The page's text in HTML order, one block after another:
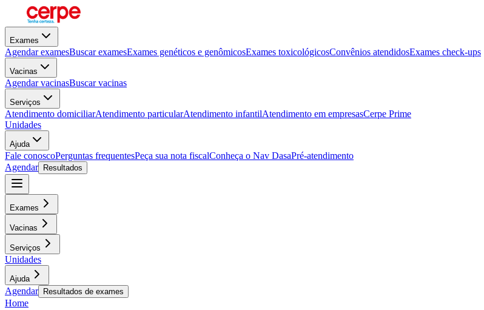
Exames
Agendar examesBuscar examesExames genéticos e genômicosExames toxicológicosConvênios atendidosExames check-ups
Vacinas
Agendar vacinasBuscar vacinas
Serviços
Atendimento domiciliarAtendimento particularAtendimento infantilAtendimento em empresasCerpe Prime
Unidades
Ajuda
Fale conoscoPerguntas frequentesPeça sua nota fiscalConheça o Nav DasaPré-atendimento
Agendar
Resultados
Exames
Vacinas
Serviços
Unidades
Ajuda
Agendar Resultados de exames
Home